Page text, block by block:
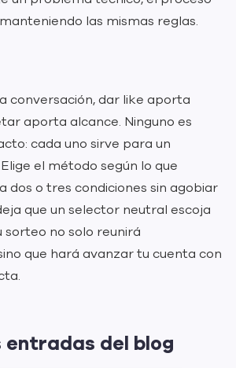
las mismas reglas.
conversación, dar like aporta
aporta alcance. Ninguno es
cada uno sirve para un
el método según lo que
dos o tres condiciones sin agobiar
que un selector neutral escoja
sorteo no solo reunirá
que hará avanzar tu cuenta con
entradas del blog